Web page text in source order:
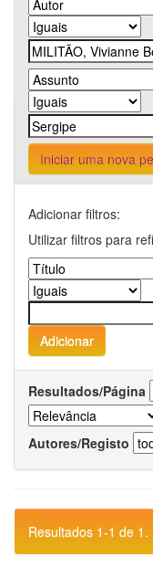
Iniciar uma nova
Adicionar filtros:
Utilizar filtros para
Resultados/Página
Autores/Registo
Resultados 1-1 de 1.